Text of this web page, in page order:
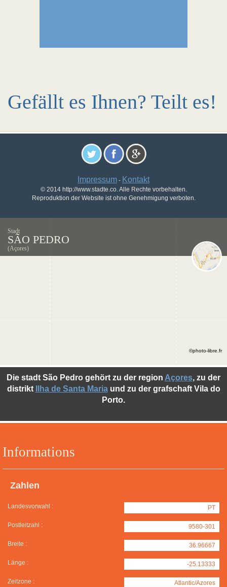
Gefällt es Ihnen? Teilt es!
Impressum - Kontakt
© 2014 http://www.stadte.co. Alle Rechte vorbehalten.
Reproduktion der Website ist ohne Genehmigung verboten.
Stadt
SÃO PEDRO
(Açores)
Informations
Zahlen
Landesvorwahl : PT
Postleitzahl : 9580-301
Breite : 36.96667
Länge : -25.13333
Zeitzone : Atlantic/Azores
Die stadt São Pedro gehört zu der region Açores, zu der
distrikt
Ilha de Santa Mariaund zu der grafschaft Vila do
Porto.
©photo-libre.fr